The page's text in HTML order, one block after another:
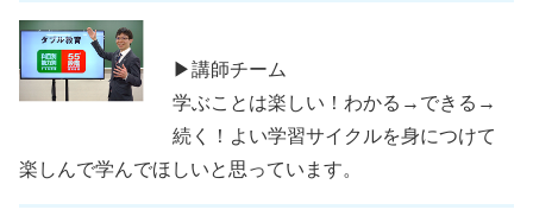
▶講師チーム
学ぶことは楽しい！わかる→できる→
続く！よい学習サイクルを身につけて
楽しんで学んでほしいと思っています。